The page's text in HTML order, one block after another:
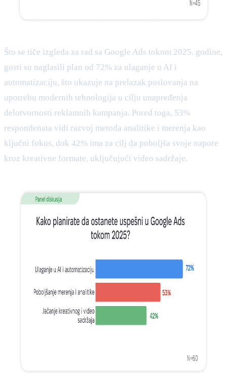
Što se tiče izgleda za rad sa Google Ads tokom 2025. godine,
gosti su naglasili plan od 72% za ulaganje u AI i
automatizaciju, što ukazuje na prelazak poslovanja na
upotrebu modernih tehnologija u cilju unapređenja
delotvornosti reklamnih kampanja. Pored toga, 53%
respondenata vidi razvoj metoda analitike i merenja kao
ključni fokus, dok 42% ima za cilj da poboljša svoje napore
kroz kreativne formate, uključujući video sadržaje.